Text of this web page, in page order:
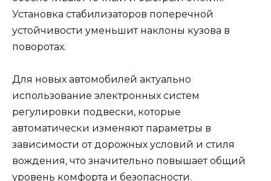
Установка стабилизаторов поперечной
устойчивости уменьшит наклоны кузова в
поворотах.
Для новых автомобилей актуально
использование электронных систем
регулировки подвески, которые
автоматически изменяют параметры в
зависимости от дорожных условий и стиля
вождения, что значительно повышает общий
уровень комфорта и безопасности.